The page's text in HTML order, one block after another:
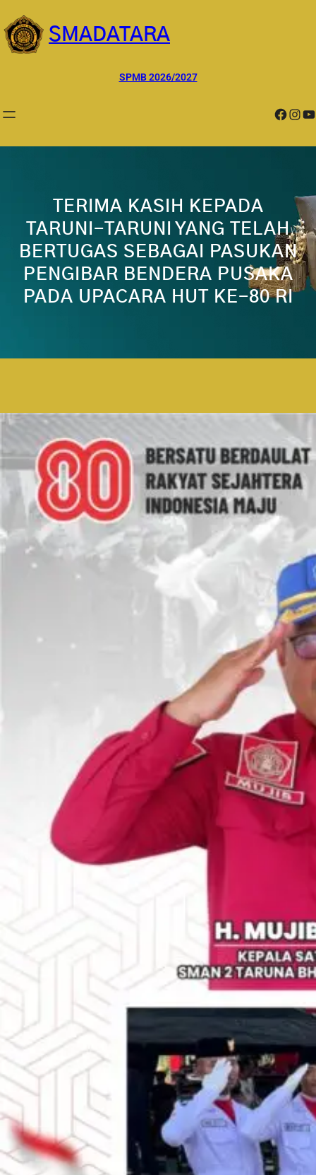
ke
konten
SMADATARA
SPMB 2026/2027
Facebook InstagramYouTube
TERIMA KASIH KEPADA
TARUNI-TARUNI YANG TELAH
BERTUGAS SEBAGAI PASUKAN
PENGIBAR BENDERA PUSAKA
PADA UPACARA HUT KE-80 RI